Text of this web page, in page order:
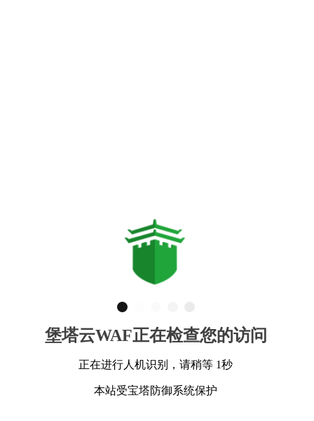
堡塔云WAF正在检查您的访问
正在进行人机识别，请稍等 1秒
本站受宝塔防御系统保护